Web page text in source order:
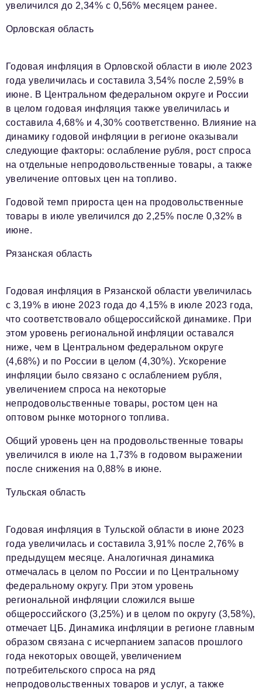
увеличился до 2,34% с 0,56% месяцем ранее.
Орловская область
Годовая инфляция в Орловской области в июле 2023
года увеличилась и составила 3,54% после 2,59% в
июне. В Центральном федеральном округе и России
в целом годовая инфляция также увеличилась и
составила 4,68% и 4,30% соответственно. Влияние на
динамику годовой инфляции в регионе оказывали
следующие факторы: ослабление рубля, рост спроса
на отдельные непродовольственные товары, а также
увеличение оптовых цен на топливо.
Годовой темп прироста цен на продовольственные
товары в июле увеличился до 2,25% после 0,32% в
июне.
Рязанская область
Годовая инфляция в Рязанской области увеличилась
с 3,19% в июне 2023 года до 4,15% в июле 2023 года,
что соответствовало общероссийской динамике. При
этом уровень региональной инфляции оставался
ниже, чем в Центральном федеральном округе
(4,68%) и по России в целом (4,30%). Ускорение
инфляции было связано с ослаблением рубля,
увеличением спроса на некоторые
непродовольственные товары, ростом цен на
оптовом рынке моторного топлива.
Общий уровень цен на продовольственные товары
увеличился в июле на 1,73% в годовом выражении
после снижения на 0,88% в июне.
Тульская область
Годовая инфляция в Тульской области в июне 2023
года увеличилась и составила 3,91% после 2,76% в
предыдущем месяце. Аналогичная динамика
отмечалась в целом по России и по Центральному
федеральному округу. При этом уровень
региональной инфляции сложился выше
общероссийского (3,25%) и в целом по округу (3,58%),
отмечает ЦБ. Динамика инфляции в регионе главным
образом связана с исчерпанием запасов прошлого
года некоторых овощей, увеличением
потребительского спроса на ряд
непродовольственных товаров и услуг, а также